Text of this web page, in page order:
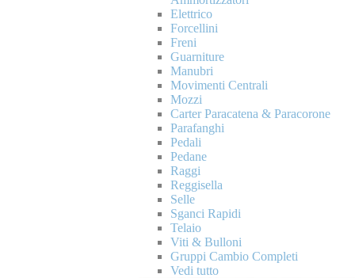
Elettrico
Forcellini
Freni
Guarniture
Manubri
Movimenti Centrali
Mozzi
Carter Paracatena & Paracorone
Parafanghi
Pedali
Pedane
Raggi
Reggisella
Selle
Sganci Rapidi
Telaio
Viti & Bulloni
Gruppi Cambio Completi
Vedi tutto